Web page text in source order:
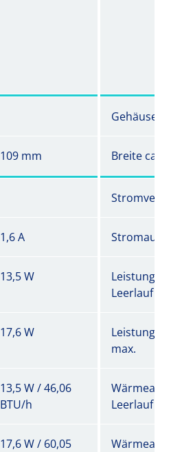
Gehäuse
109 mm Breite ca.
1,6 A
13,5 W
Leerlauf
17,6 W
max.
13,5 W / 46,06
BTU/h
Leerlauf
17,6 W / 60,05